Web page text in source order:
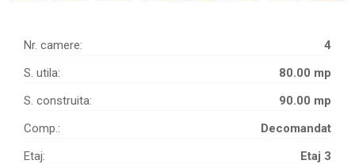
Nr. camere:
4
S. utila:
80.00 mp
S. construita:
90.00 mp
Comp.:
Decomandat
Etaj:
Etaj 3